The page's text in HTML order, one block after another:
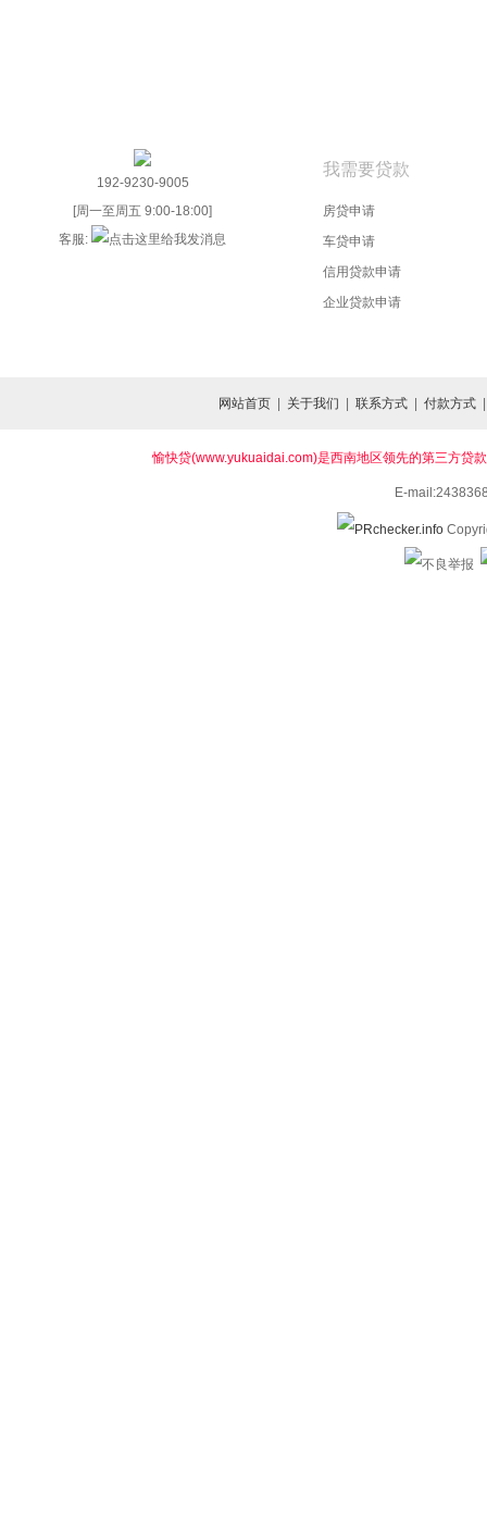
192-9230-9005
[周一至周五 9:00-18:00]
客服:
我需要贷款
房贷申请
车贷申请
信用贷款申请
企业贷款申请
网站首页| 关于我们 联系方式| 付款方式
愉快贷(www.yukuaidai.com)是西南地区领先的第三方贷
E-